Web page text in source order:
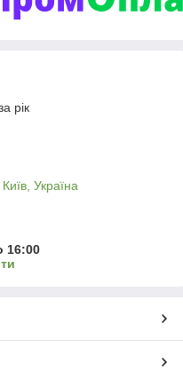
рік
Україна
16:00